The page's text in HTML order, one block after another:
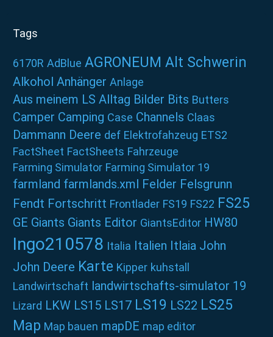
Tags
6170R AdBlue AGRONEUM Alt Schwerin
Alkohol Anhänger Anlage
Aus meinem LS Alltag Bilder Bits Butters
Camper Camping Case Channels Claas
Dammann Deere def Elektrofahzeug ETS2
FactSheet FactSheets Fahrzeuge
Farming Simulator Farming Simulator 19
farmland farmlands.xml Felder Felsgrunn
Fendt Fortschritt Frontlader FS19 FS22 FS25
GE Giants Giants Editor GiantsEditor HW80
Ingo210578 Italia Italien Itlaia John
John Deere Karte Kipper kuhstall
Landwirtschaft landwirtschafts-simulator 19
Lizard LKW LS15 LS17 LS19 LS22 LS25
Map Map bauen mapDE map editor